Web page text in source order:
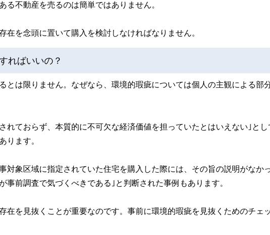
る不動産を売るのは簡単ではありません。
在を念頭に置いて購入を検討しなければなりません。
ればいいの？
とは限りません。なぜなら、環境的瑕疵については個人の主観による部
れておらず、本質的に不可欠な経済価値を担っていたとはいえない｣とし
ります。
対象区域に指定されていた住宅を購入した際には、その旨の説明がなか
事前調査で気づくべきである｣と判断された事例もあります。
在を見抜くことが重要なのです。事前に環境的瑕疵を見抜くためのチェ